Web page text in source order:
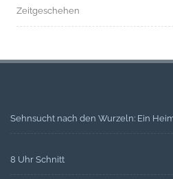
Zeitgeschehen
Sehnsucht nach den Wurzeln: Ein
8 Uhr Schnitt